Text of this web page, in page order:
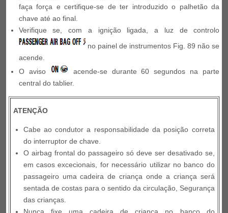
faça força e certifique-se de ter introduzido o palhetão da
chave até ao final.
Verifique se, com a ignição ligada, a luz de controlo
no painel de instrumentos Fig. 89 não se
acende.
O aviso
acende-se durante 60 segundos na parte
central do tablier.
ATENÇÃO
Cabe ao condutor a responsabilidade da posição correta
do interruptor de chave.
O airbag frontal do passageiro só deve ser desativado se,
em casos excecionais, for necessário utilizar no banco do
passageiro uma cadeira de criança onde a criança será
sentada de costas para o sentido da circulação, Segurança
das crianças.